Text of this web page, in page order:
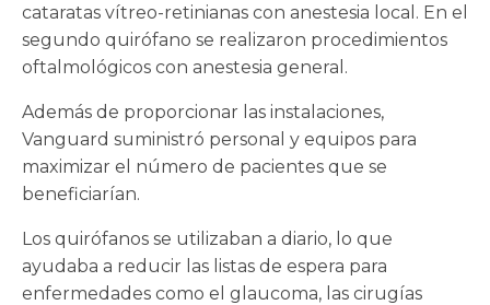
cataratas vítreo-retinianas con anestesia local. En el
segundo quirófano se realizaron procedimientos
oftalmológicos con anestesia general.
Además de proporcionar las instalaciones,
Vanguard suministró personal y equipos para
maximizar el número de pacientes que se
beneficiarían.
Los quirófanos se utilizaban a diario, lo que
ayudaba a reducir las listas de espera para
enfermedades como el glaucoma, las cirugías